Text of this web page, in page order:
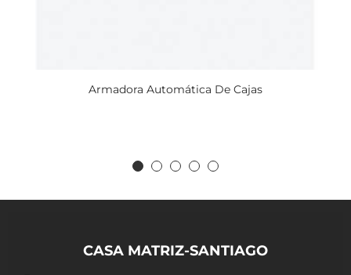
Armadora Automática De Cajas
CASA MATRIZ-SANTIAGO